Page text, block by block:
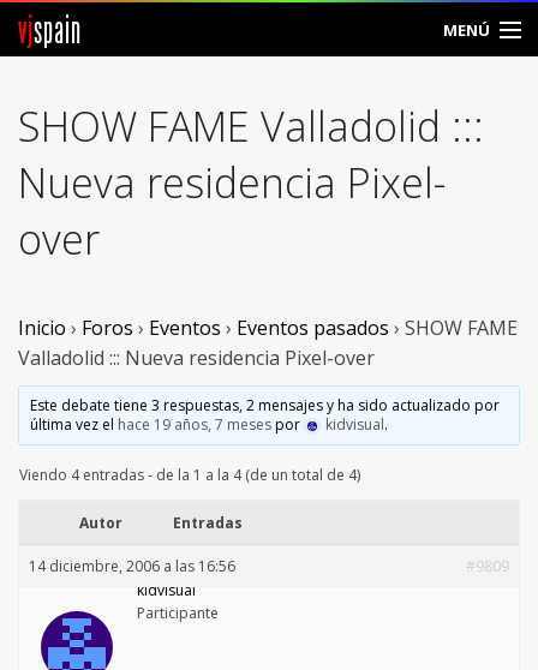
vjspain MENÚ
Foros
Noticias
Vjspain
Ayuda
Entrar
SHOW FAME Valladolid :::
Nueva residencia Pixel-
over
Inicio › Foros › Eventos › Eventos pasados › SHOW FAME
Valladolid ::: Nueva residencia Pixel-over
Este debate tiene 3 respuestas, 2 mensajes y ha sido actualizado por
última vez el hace 19 años, 7 mesespor kidvisual.
Viendo 4 entradas - de la 1 a la 4 (de un total de 4)
Autor Entradas
14 diciembre, 2006 a las 16:56
#9809
kidvisual
Participante